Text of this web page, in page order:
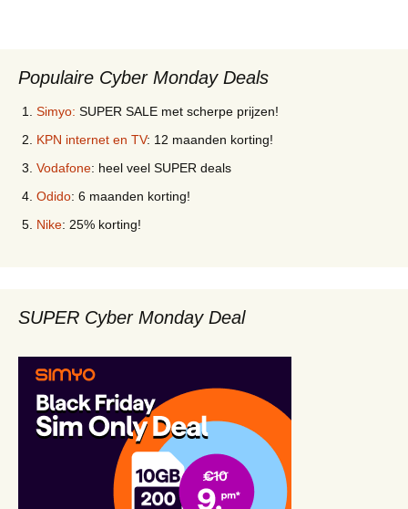
Populaire Cyber Monday Deals
Simyo: SUPER SALE met scherpe prijzen!
KPN internet en TV: 12 maanden korting!
Vodafone: heel veel SUPER deals
Odido: 6 maanden korting!
Nike: 25% korting!
SUPER Cyber Monday Deal